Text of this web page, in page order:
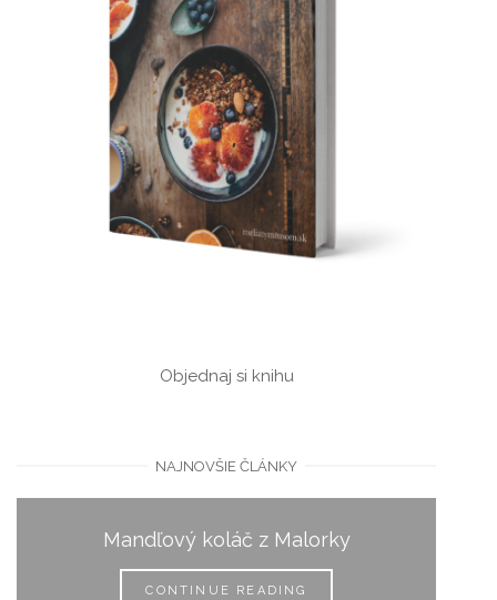
Objednaj si knihu
NAJNOVŠIE ČLÁNKY
Mandľový koláč z Malorky
CONTINUE READING